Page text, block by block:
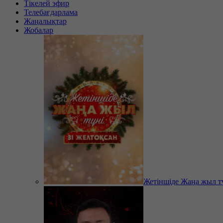
Тікелей эфир
Телебағдарлама
Жаңалықтар
Жобалар
Жетіншіде Жаңа жыл